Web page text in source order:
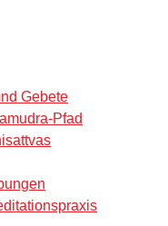
Gebete
Pfad